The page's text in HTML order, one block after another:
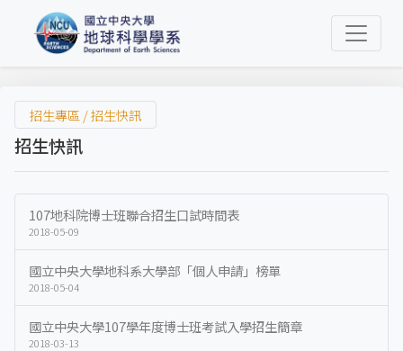
招生專區 / 招生快訊
招生快訊
107地科院博士班聯合招生口試時間表
2018-05-09
國立中央大學地科系大學部「個人申請」榜單
2018-05-04
國立中央大學107學年度博士班考試入學招生簡章
2018-03-13